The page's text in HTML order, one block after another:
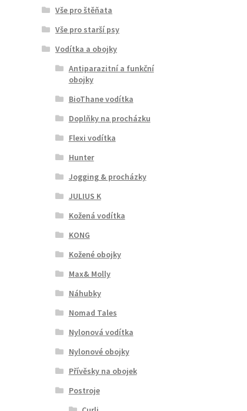
Vše pro štěňata
Vše pro starší psy
Vodítka a obojky
Antiparazitní a funkční
obojky
BioThane vodítka
Doplňky na procházku
Flexi vodítka
Hunter
Jogging & procházky
JULIUS K
Kožená vodítka
KONG
Kožené obojky
Max& Molly
Náhubky
Nomad Tales
Nylonová vodítka
Nylonové obojky
Přívěsky na obojek
Postroje